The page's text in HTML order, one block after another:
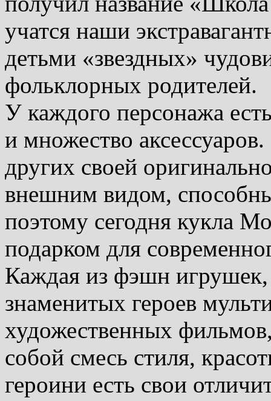
учатся наши
детьми «звездных»
фольклорных родителей.
У каждого персонажа
и множество
других своей
внешним видом,
поэтому сегодня кукла
подарком для
Каждая из фэшн игрушек,
знаменитых героев
художественных фильмов,
собой смесь стиля,
героини есть свои